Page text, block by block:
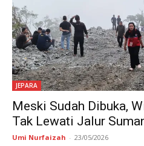
JEPARA
Meski Sudah Dibuka,
Tak Lewati Jalur
Umi Nurfaizah - 23/05/2026